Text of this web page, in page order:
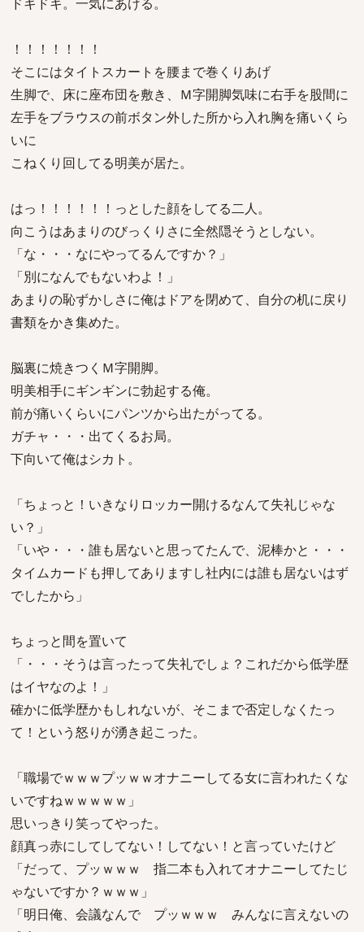
！！！！！！！
そこにはタイトスカートを腰まで巻くりあげ
生脚で、床に座布団を敷き、Ｍ字開脚気味に右手を股間に
左手をブラウスの前ボタン外した所から入れ胸を痛いくら
いに
こねくり回してる明美が居た。
はっ！！！！！！っとした顔をしてる二人。
向こうはあまりのびっくりさに全然隠そうとしない。
「な・・・なにやってるんですか？」
「別になんでもないわよ！」
あまりの恥ずかしさに俺はドアを閉めて、自分の机に戻り
書類をかき集めた。
脳裏に焼きつくＭ字開脚。
明美相手にギンギンに勃起する俺。
前が痛いくらいにパンツから出たがってる。
ガチャ・・・出てくるお局。
下向いて俺はシカト。
「ちょっと！いきなりロッカー開けるなんて失礼じゃな
い？」
「いや・・・誰も居ないと思ってたんで、泥棒かと・・・
タイムカードも押してありますし社内には誰も居ないはず
でしたから」
ちょっと間を置いて
「・・・そうは言ったって失礼でしょ？これだから低学歴
はイヤなのよ！」
確かに低学歴かもしれないが、そこまで否定しなくたっ
て！という怒りが湧き起こった。
「職場でｗｗｗプッｗｗオナニーしてる女に言われたくな
いですねｗｗｗｗｗ」
思いっきり笑ってやった。
顔真っ赤にしてしてない！してない！と言っていたけど
「だって、プッｗｗｗ 指二本も入れてオナニーしてたじ
ゃないですか？ｗｗｗ」
「明日俺、会議なんで プッｗｗｗ みんなに言えないの